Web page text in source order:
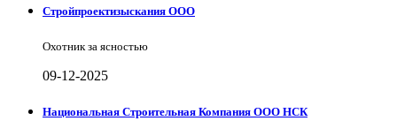
Стройпроектизыскания ООО
Охотник за ясностью
09-12-2025
Национальная Строительная Компания ООО НСК